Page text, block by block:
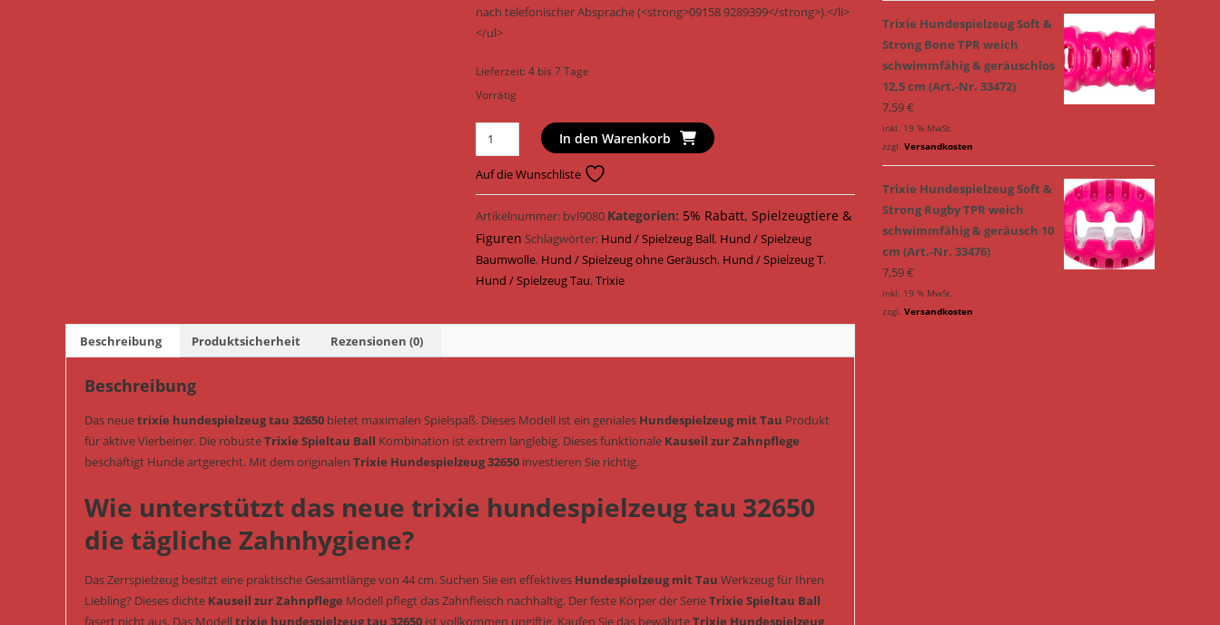
nach telefonischer Absprache (<strong>09158 9289399</strong>).</li>
</ul>
Lieferzeit:4 bis 7 Tage
Vorrätig
Trixie
Tau-
Spielzeug
mit
eingeflochtenem
Ball
&
geräuschlos
/
(Art.-
Nr.
32650)
In den Warenkorb
Auf die Wunschliste
Artikelnummer: bvl9080 Kategorien: 5% Rabatt,Spielzeugtiere &
Figuren Schlagwörter: Hund / Spielzeug Ball, Hund / Spielzeug
Baumwolle, Hund / Spielzeug ohne Geräusch, Hund / Spielzeug T,
Hund / Spielzeug Tau,Trixie
Beschreibung Produktsicherheit Rezensionen (0)
Beschreibung
Das neuetrixie hundespielzeug tau 32650 bietet maximalen Spielspaß. Dieses Modell ist ein geniales Hundespielzeug mit Tau Produkt
für aktive Vierbeiner. Die robusteTrixie Spieltau Ball Kombination ist extrem langlebig. Dieses funktionale Kauseil zur Zahnpflege
beschäftigt Hunde artgerecht. Mit dem originalen Trixie Hundespielzeug 32650 investieren Sie richtig.
Wie unterstützt das neue trixie hundespielzeug tau 32650
die tägliche Zahnhygiene?
Das Zerrspielzeug besitzt eine praktische Gesamtlänge von 44 cm. Suchen Sie ein effektives Hundespielzeug mit Tau Werkzeug für Ihren
Liebling? Dieses dichte Kauseil zur Zahnpflege Modell pflegt das Zahnfleisch nachhaltig. Der feste Körper der SerieTrixie Spieltau Ball
fasert nicht aus. Das Modelltrixie hundespielzeug tau 32650 ist vollkommen ungiftig. Kaufen Sie das bewährteTrixie Hundespielzeug
Trixie Hundespielzeug Soft &
Strong Bone TPR weich
schwimmfähig & geräuschlos
12,5 cm (Art.-Nr. 33472)
7,59€
inkl. 19 % MwSt.
zzgl. Versandkosten
Trixie Hundespielzeug Soft &
Strong Rugby TPR weich
schwimmfähig & geräusch 10
cm (Art.-Nr. 33476)
7,59€
inkl. 19 % MwSt.
zzgl. Versandkosten